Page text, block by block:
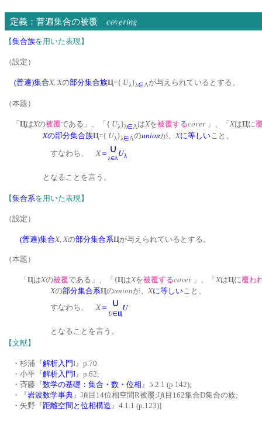
定義：普遍集合の被覆covering
【集合族を用いた表現】
（設定）
(普遍)集合X, Xの部分集合族Ц={ Uλ}λ∈Λが与えられているとする。
（本題）
「ЦはXの被覆である」、「{ Uλ}λ∈ΛはXを被覆するcover」、「XはЦに
Xの部分集合族Ц={ Uλ}λ∈Λのunionが、 Xに等しいこと、
すなわち、 X＝ ∪ Uλ
λ∈Λ
となることを言う。
【集合系を用いた表現】
（設定）
(普遍)集合X, Xの部分集合系Цが与えられているとする。
（本題）
「 ЦはXの被覆である」、「{ЦはXを被覆するcover 」、「 XはЦに覆わ
Xの部分集合系Цのunionが、 Xに等しい こと、
すなわち、 X＝ ∪ U
U∈Ц
となることを言う。
【文献】
・杉浦『解析入門I』p.70.
・小平『解析入門I 』p.62;
・斉藤『数学の基礎：集合・数・位相 』5.2.1 (p.142);
・『岩波数学事典 』項目14位相空間R被覆;項目162集合D集合の族;
・矢野『距離空間と位相構造 』4.1.1 (p.123)]